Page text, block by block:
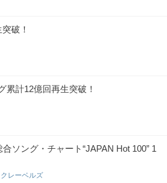
破！
累計12億回再生突破！
ソング・チャート“JAPAN Hot 100” 1
レーベルズ